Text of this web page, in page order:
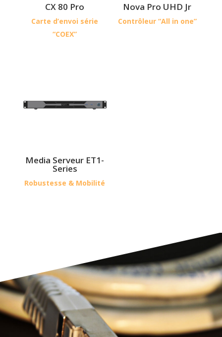
CX 80 Pro
Carte d’envoi série
“COEX”
Nova Pro UHD Jr
Contrôleur “All in one”
Media Serveur ET1-
Series
Robustesse & Mobilité